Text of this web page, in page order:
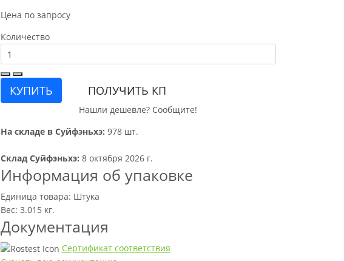
Цена по запросу
Количество
КУПИТЬ ПОЛУЧИТЬ КП
Нашли дешевле? Сообщите!
На складе в Суйфэньхэ: 978 шт.
Склад Суйфэньхэ: 8 октября 2026 г.
Информация об упаковке
Единица товара: Штука
Вес: 3.015 кг.
Документация
Сертификат соответствия